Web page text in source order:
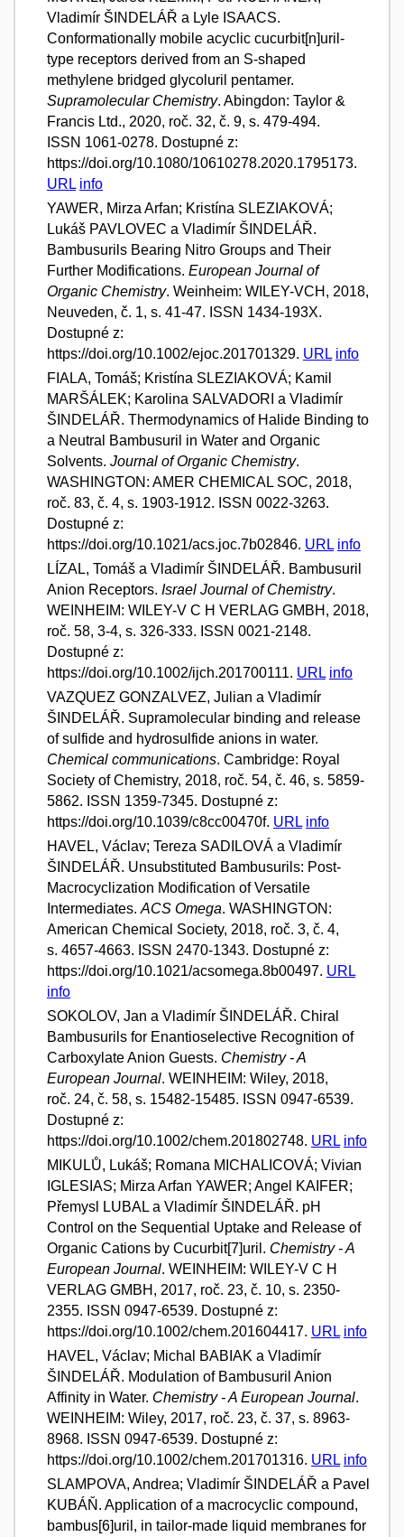
Vladimír ŠINDELÁŘ a Lyle ISAACS.
Conformationally mobile acyclic cucurbit[n]uril-
type receptors derived from an S-shaped
methylene bridged glycoluril pentamer.
Supramolecular Chemistry. Abingdon: Taylor &
Francis Ltd., 2020, roč. 32, č. 9, s. 479-494.
ISSN 1061-0278. Dostupné z:
https://doi.org/10.1080/10610278.2020.1795173.
URL info
YAWER, Mirza Arfan; Kristína SLEZIAKOVÁ;
Lukáš PAVLOVEC a Vladimír ŠINDELÁŘ.
Bambusurils Bearing Nitro Groups and Their
Further Modifications. European Journal of
Organic Chemistry. Weinheim: WILEY-VCH, 2018,
Neuveden, č. 1, s. 41-47. ISSN 1434-193X.
Dostupné z:
https://doi.org/10.1002/ejoc.201701329. URL info
FIALA, Tomáš; Kristína SLEZIAKOVÁ; Kamil
MARŠÁLEK; Karolina SALVADORI a Vladimír
ŠINDELÁŘ. Thermodynamics of Halide Binding to
a Neutral Bambusuril in Water and Organic
Solvents. Journal of Organic Chemistry.
WASHINGTON: AMER CHEMICAL SOC, 2018,
roč. 83, č. 4, s. 1903-1912. ISSN 0022-3263.
Dostupné z:
https://doi.org/10.1021/acs.joc.7b02846. URL info
LÍZAL, Tomáš a Vladimír ŠINDELÁŘ. Bambusuril
Anion Receptors. Israel Journal of Chemistry.
WEINHEIM: WILEY-V C H VERLAG GMBH, 2018,
roč. 58, 3-4, s. 326-333. ISSN 0021-2148.
Dostupné z:
https://doi.org/10.1002/ijch.201700111. URL info
VAZQUEZ GONZALVEZ, Julian a Vladimír
ŠINDELÁŘ. Supramolecular binding and release
of sulfide and hydrosulfide anions in water.
Chemical communications. Cambridge: Royal
Society of Chemistry, 2018, roč. 54, č. 46, s. 5859-
5862. ISSN 1359-7345. Dostupné z:
https://doi.org/10.1039/c8cc00470f. URL info
HAVEL, Václav; Tereza SADILOVÁ a Vladimír
ŠINDELÁŘ. Unsubstituted Bambusurils: Post-
Macrocyclization Modification of Versatile
Intermediates. ACS Omega. WASHINGTON:
American Chemical Society, 2018, roč. 3, č. 4,
s. 4657-4663. ISSN 2470-1343. Dostupné z:
https://doi.org/10.1021/acsomega.8b00497. URL
info
SOKOLOV, Jan a Vladimír ŠINDELÁŘ. Chiral
Bambusurils for Enantioselective Recognition of
Carboxylate Anion Guests. Chemistry - A
European Journal. WEINHEIM: Wiley, 2018,
roč. 24, č. 58, s. 15482-15485. ISSN 0947-6539.
Dostupné z:
https://doi.org/10.1002/chem.201802748. URL info
MIKULŮ, Lukáš; Romana MICHALICOVÁ; Vivian
IGLESIAS; Mirza Arfan YAWER; Angel KAIFER;
Přemysl LUBAL a Vladimír ŠINDELÁŘ. pH
Control on the Sequential Uptake and Release of
Organic Cations by Cucurbit[7]uril. Chemistry - A
European Journal. WEINHEIM: WILEY-V C H
VERLAG GMBH, 2017, roč. 23, č. 10, s. 2350-
2355. ISSN 0947-6539. Dostupné z:
https://doi.org/10.1002/chem.201604417. URL info
HAVEL, Václav; Michal BABIAK a Vladimír
ŠINDELÁŘ. Modulation of Bambusuril Anion
Affinity in Water. Chemistry - A European Journal.
WEINHEIM: Wiley, 2017, roč. 23, č. 37, s. 8963-
8968. ISSN 0947-6539. Dostupné z:
https://doi.org/10.1002/chem.201701316. URL info
SLAMPOVA, Andrea; Vladimír ŠINDELÁŘ a Pavel
KUBÁŇ. Application of a macrocyclic compound,
bambus[6]uril, in tailor-made liquid membranes for